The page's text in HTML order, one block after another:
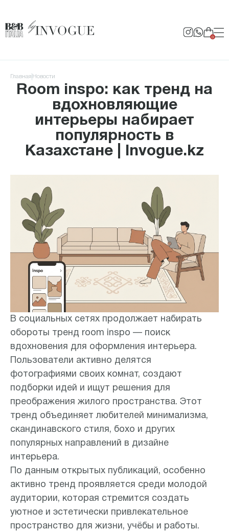
0
Главная Новости
Room inspo: как тренд на
вдохновляющие
интерьеры набирает
популярность в
Казахстане | Invogue.kz
В социальных сетях продолжает набирать
обороты тренд room inspo — поиск
вдохновения для оформления интерьера.
Пользователи активно делятся
фотографиями своих комнат, создают
подборки идей и ищут решения для
преображения жилого пространства. Этот
тренд объединяет любителей минимализма,
скандинавского стиля, бохо и других
популярных направлений в дизайне
интерьера.
По данным открытых публикаций, особенно
активно тренд проявляется среди молодой
аудитории, которая стремится создать
уютное и эстетически привлекательное
пространство для жизни, учёбы и работы.